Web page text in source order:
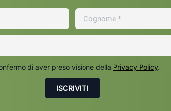
di aver preso visione della Privacy Policy.